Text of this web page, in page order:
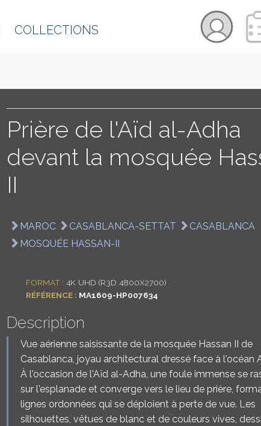
COLLECTIONS
Prière de l'Aïd al-Adha
devant la mosquée
II
MAROC CASABLANCA-SETTAT
CASABLANCA
MOSQUÉE HASSAN-II
FORMAT : 4K UHD (R3D 4800X2700)
RÉFÉRENCE : MA1609-HP007634
Description
Vue aérienne saisissante de la mosquée Hassan II de
Casablanca, joyau architectural dressé face à l'océan
À l'occasion de l'Aïd al-Adha, une foule immense se
sur l'esplanade et converge vers le lieu de prière,
lignes ordonnées qui se déploient à perte de vue. Les
silhouettes, vêtues de blanc et de couleurs vives,